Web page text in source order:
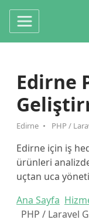
Edirne
Edirne PHP /
Edirne için iş
ürünleri
uçtan uca
Ana Sayfa
PHP / Laravel